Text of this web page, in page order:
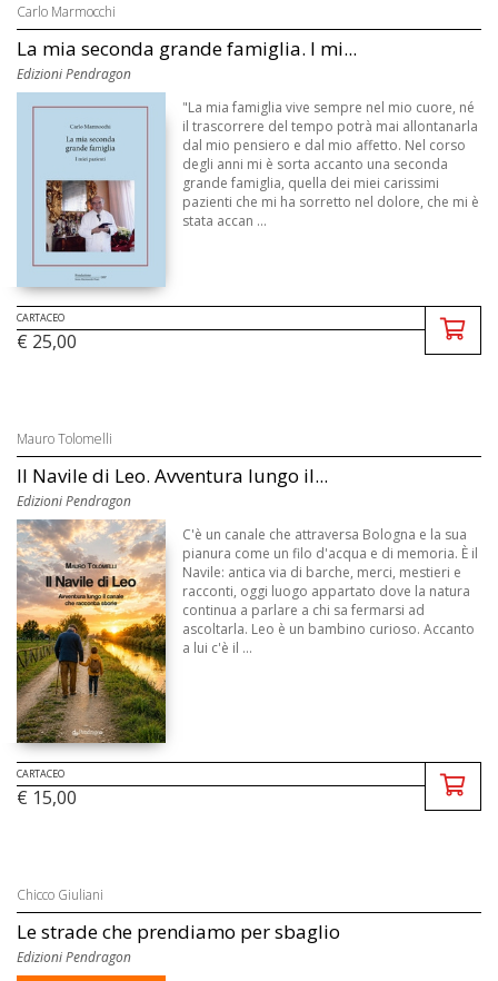
Carlo Marmocchi
La mia seconda grande famiglia. I mi...
Edizioni Pendragon
"La mia famiglia vive sempre nel mio cuore, né
il trascorrere del tempo potrà mai allontanarla
dal mio pensiero e dal mio affetto. Nel corso
degli anni mi è sorta accanto una seconda
grande famiglia, quella dei miei carissimi
pazienti che mi ha sorretto nel dolore, che mi è
stata accan ...
CARTACEO
€ 25,00
Mauro Tolomelli
Il Navile di Leo. Avventura lungo il...
Edizioni Pendragon
C'è un canale che attraversa Bologna e la sua
pianura come un filo d'acqua e di memoria. È il
Navile: antica via di barche, merci, mestieri e
racconti, oggi luogo appartato dove la natura
continua a parlare a chi sa fermarsi ad
ascoltarla. Leo è un bambino curioso. Accanto
a lui c'è il ...
CARTACEO
€ 15,00
Chicco Giuliani
Le strade che prendiamo per sbaglio
Edizioni Pendragon